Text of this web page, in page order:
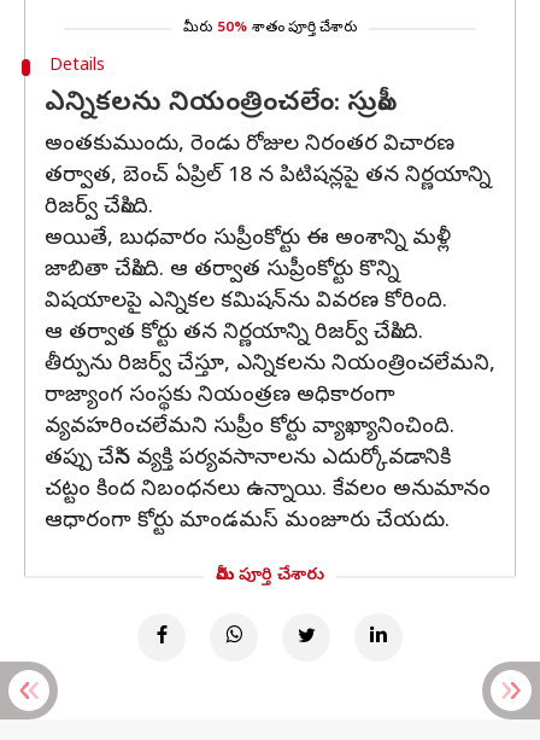
మీరు 50% శాతం పూర్తి చేశారు
Details
ఎన్నికలను నియంత్రించలేం: సుప్రీం
అంతకుముందు, రెండు రోజుల నిరంతర విచారణ
తర్వాత, బెంచ్ ఏప్రిల్ 18 న పిటిషన్లపై తన నిర్ణయాన్ని
రిజర్వ్ చేసింది.
అయితే, బుధవారం సుప్రీంకోర్టు ఈ అంశాన్ని మళ్లీ
జాబితా చేసింది. ఆ తర్వాత సుప్రీంకోర్టు కొన్ని
విషయాలపై ఎన్నికల కమిషన్‌ను వివరణ కోరింది.
ఆ తర్వాత కోర్టు తన నిర్ణయాన్ని రిజర్వ్ చేసింది.
తీర్పును రిజర్వ్ చేస్తూ, ఎన్నికలను నియంత్రించలేమని,
రాజ్యాంగ సంస్థకు నియంత్రణ అధికారంగా
వ్యవహరించలేమని సుప్రీం కోర్టు వ్యాఖ్యానించింది.
తప్పు చేసిన వ్యక్తి పర్యవసానాలను ఎదుర్కోవడానికి
చట్టం కింద నిబంధనలు ఉన్నాయి. కేవలం అనుమానం
ఆధారంగా కోర్టు మాండమస్‌ మంజూరు చేయదు.
మీరు పూర్తి చేశారు